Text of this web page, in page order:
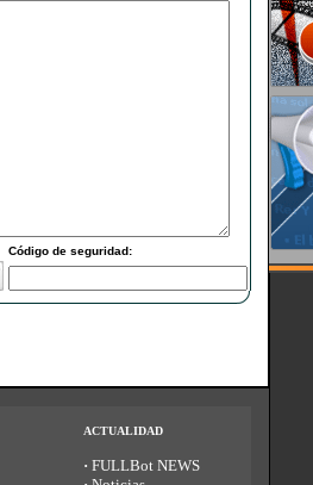
Código de seguridad:
ACTUALIDAD
· FULLBot NEWS